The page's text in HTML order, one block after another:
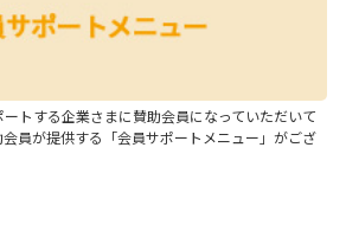
トする企業さまに賛助会員になっていただいて
員が提供する「会員サポートメニュー」がござ